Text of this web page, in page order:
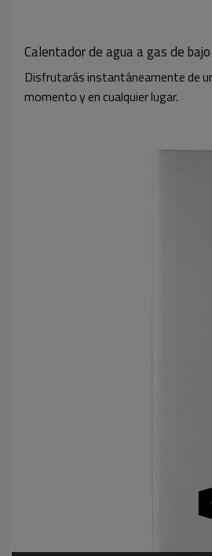
Calentador de agua a gas de
Disfrutarás instantáneamente de
momento y en cualquier lugar.